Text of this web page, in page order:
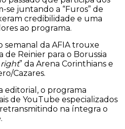
se juntando a “Furos” de
credibilidade e uma
ao programa.
semanal da AFIA trouxe
de Reinier para o Borussia
” da Arena Corinthians e
Cazares.
editorial, o programa
de YouTube especializados
na íntegra o